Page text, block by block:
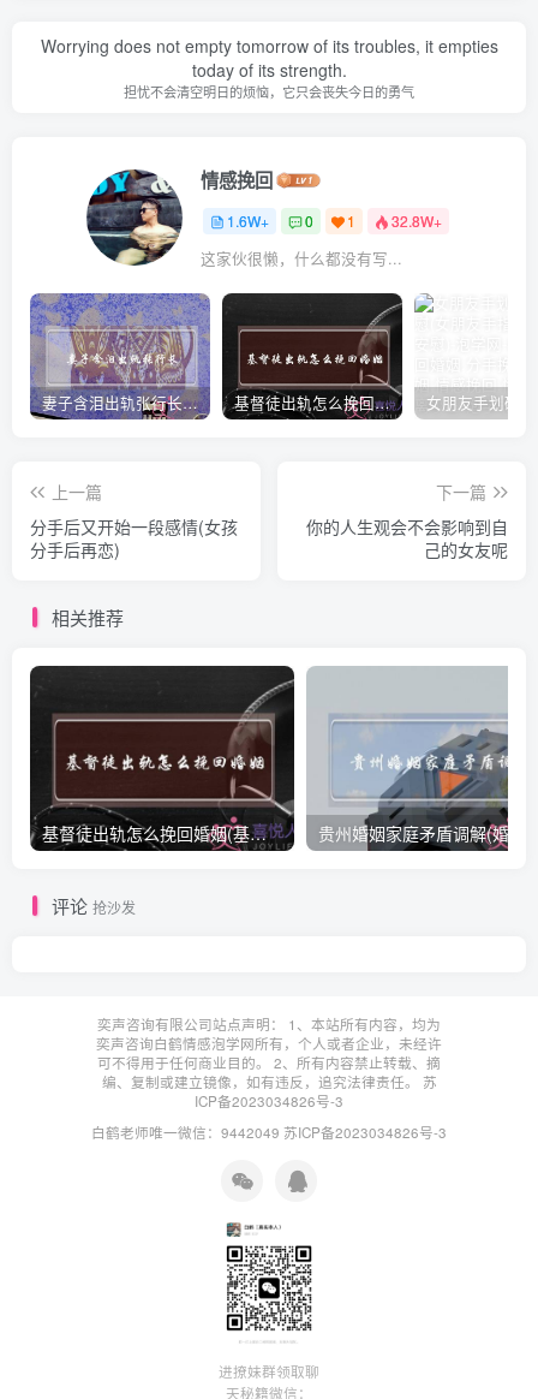
Worrying does not empty tomorrow of its troubles, it empties
today of its strength.
担忧不会清空明日的烦恼，它只会丧失今日的勇气
情感挽回
1.6W+ 0 1 32.8W+
这家伙很懒，什么都没有写...
妻子含泪出轨张行长 她说全都是因为家中 基督徒出轨怎么挽回婚姻(基督徒面对出轨婚姻)
上一篇
分手后又开始一段感情(女孩
分手后再恋)
下一篇
你的人生观会不会影响到自
己的女友呢
相关推荐
基督徒出轨怎么挽回婚姻(基督徒面对出轨婚姻)
评论 抢沙发
奕声咨询有限公司站点声明： 1、本站所有内容，均为
奕声咨询白鹤情感泡学网所有，个人或者企业，未经许
可不得用于任何商业目的。 2、所有内容禁止转载、摘
编、复制或建立镜像，如有违反，追究法律责任。 苏
ICP备2023034826号-3
白鹤老师唯一微信：9442049 苏ICP备2023034826号-3
进撩妹群领取聊
天秘籍微信：